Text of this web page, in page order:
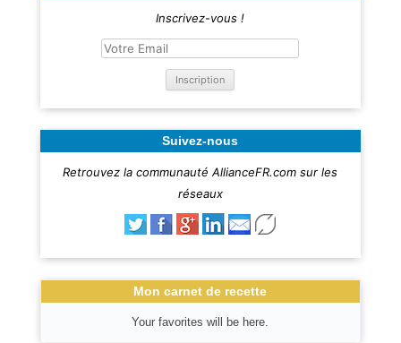
Inscrivez-vous !
Suivez-nous
Retrouvez la communauté AllianceFR.com sur les
réseaux
Mon carnet de recette
Your favorites will be here.